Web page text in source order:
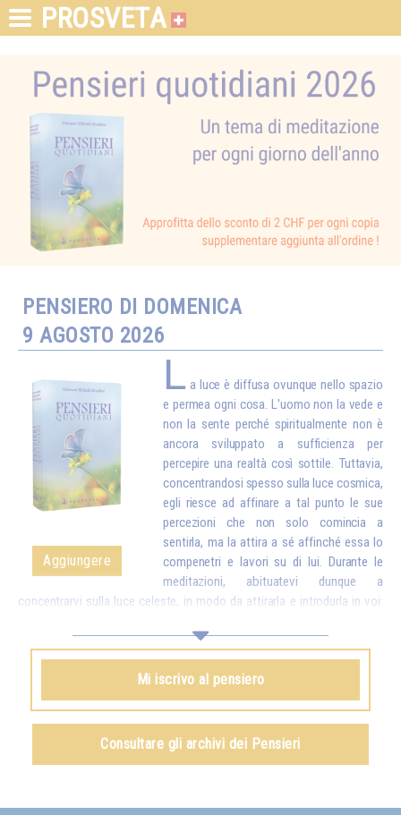
PROSVETA
PENSIERO DI DOMENICA
9 AGOSTO 2026
Aggiungere
L a luce è diffusa ovunque nello spazio
e permea ogni cosa. L'uomo non la vede e
non la sente perché spiritualmente non è
ancora sviluppato a sufficienza per
percepire una realtà così sottile. Tuttavia,
concentrandosi spesso sulla luce cosmica,
egli riesce ad affinare a tal punto le sue
percezioni che non solo comincia a
sentirla, ma la attira a sé affinché essa lo
compenetri e lavori su di lui. Durante le
meditazioni, abituatevi dunque a
concentrarvi sulla luce celeste, in modo da attirarla e introdurla in voi:
vostro corpo con particelle nuove, più pure. E una volta che avrete
attirato la luce in voi, dovrete ancora esercitarvi a inviare quella luce nel
mondo intero per aiutare tutti gli esseri umani.*
Omraam Mikhaël Aïvanhov
Vedi ancheLa luce, spirito vivente, capitolo IX
Mi iscrivo al pensiero
Consultare gli archivi dei Pensieri